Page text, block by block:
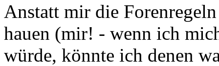
Anstatt mir die
hauen (mir! - wenn ich
würde, könnte ich denen